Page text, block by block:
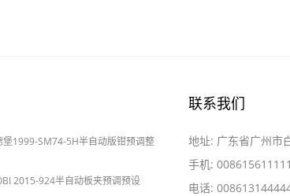
堡1999-SM74-5H半自动版钳预调整
2015-924半自动板夹预调预设
联系我们
地址: 广东省广州市
手机:
电话: